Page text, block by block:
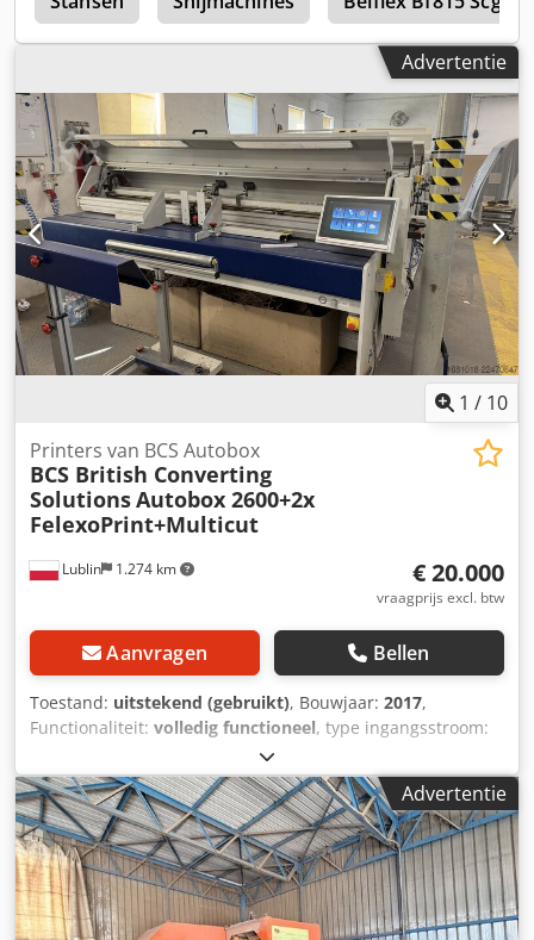
Ikokhok Toepassing: Snijden en rillen voor de productie
van kartonnen dozen Voor meer informatie, foto's,
technische details of prijzen kunt u contact met ons
opnemen via bericht of telefoon.
Advertentie
1 / 10
Lublin 1.274 km
Printers van BCS Autobox
BCS British Converting
SolutionsAutobox 2600+2x
FelexoPrint+Multicut
€ 20.000
vraagprijs excl. btw
Aanvragen Bellen
Toestand: uitstekend (gebruikt), Bouwjaar: 2017,
Functionaliteit: volledig functioneel, type ingangsstroom:
380 V
flexodrukeenheden, afkomstig van een Autobox 2600+2x
FelexoPrint+Multicut-machine, worden te koop
aangeboden. De machine heeft een werkbreedte van 2600
mm en is uit 2017. De drukpersen zijn vrijwel niet gebruikt
en zijn voorzien van keramische aniloxwalsen. Dcsdpfszq
Eg Uex Akhok Het maximale afdrukformaat is 1150 x 990
mm.
Advertentie